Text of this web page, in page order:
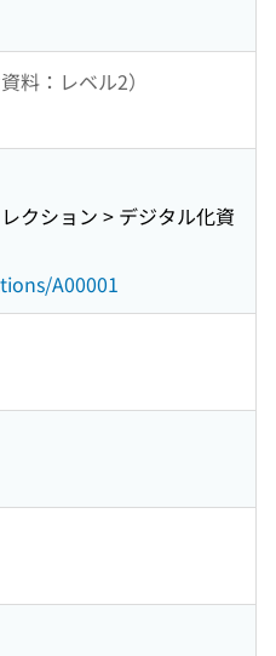
料：レベル2）
クション > デジタル化資
A00001